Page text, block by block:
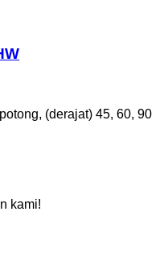
(derajat) 45, 60, 90
kami!